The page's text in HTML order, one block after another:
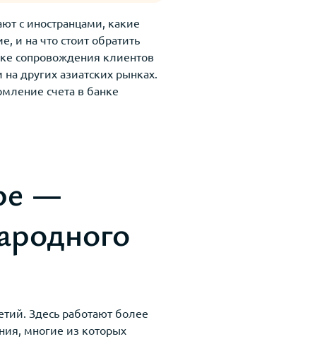
с иностранцами, какие
и на что стоит обратить
сопровождения клиентов
других азиатских рынках.
счета в банке
—
Здесь работают более
многие из которых